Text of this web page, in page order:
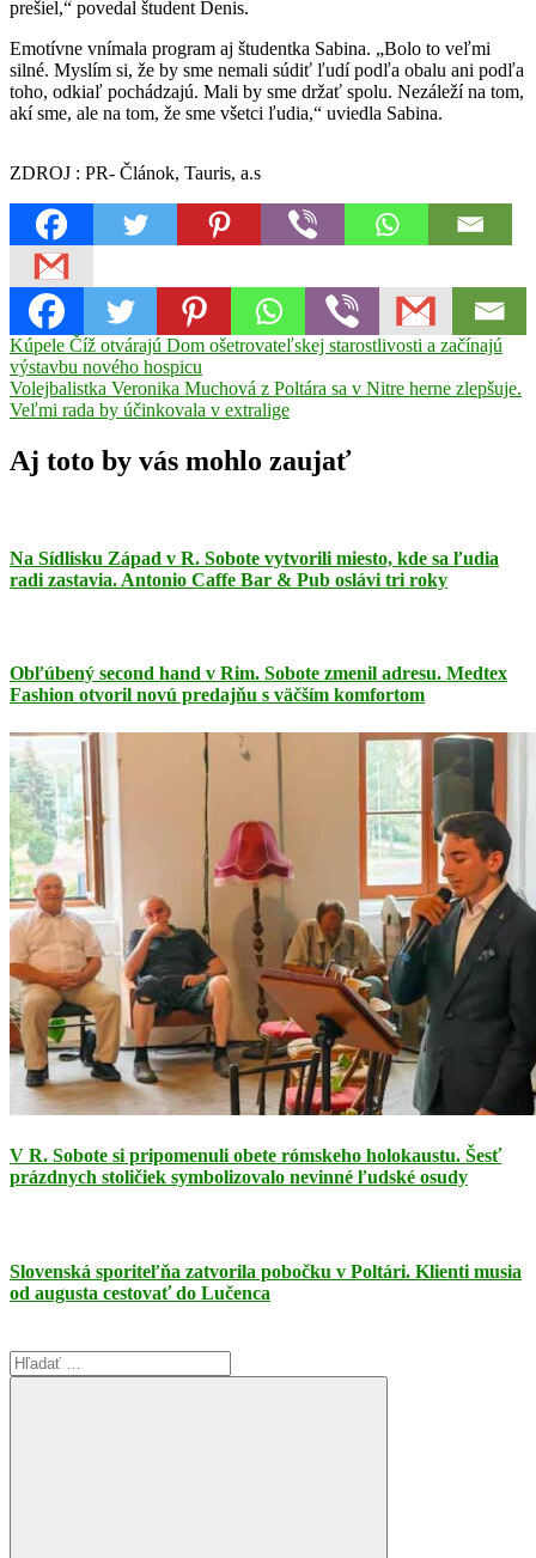
prešiel,“ povedal študent Denis.
Emotívne vnímala program aj študentka Sabina. „Bolo to veľmi
silné. Myslím si, že by sme nemali súdiť ľudí podľa obalu ani podľa
toho, odkiaľ pochádzajú. Mali by sme držať spolu. Nezáleží na tom,
akí sme, ale na tom, že sme všetci ľudia,“ uviedla Sabina.
ZDROJ : PR- Článok, Tauris, a.s
Navigácia
v
článku
Previous
Post:
Kúpele Číž otvárajú Dom ošetrovateľskej starostlivosti a začínajú
výstavbu nového hospicu
Next
Post:
Volejbalistka Veronika Muchová z Poltára sa v Nitre herne zlepšuje.
Veľmi rada by účinkovala v extralige
Aj toto by vás mohlo zaujať
Na Sídlisku Západ v R. Sobote vytvorili miesto, kde sa ľudia
radi zastavia. Antonio Caffe Bar & Pub oslávi tri roky
Obľúbený second hand v Rim. Sobote zmenil adresu. Medtex
Fashion otvoril novú predajňu s väčším komfortom
V R. Sobote si pripomenuli obete rómskeho holokaustu. Šesť
prázdnych stoličiek symbolizovalo nevinné ľudské osudy
Slovenská sporiteľňa zatvorila pobočku v Poltári. Klienti musia
od augusta cestovať do Lučenca
Search
for: